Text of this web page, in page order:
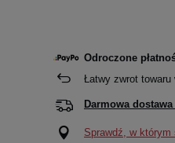
Odroczone
Łatwy zwrot towaru
Darmowa dostawa
Sprawdź, w